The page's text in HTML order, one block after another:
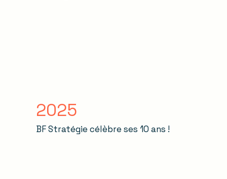
2025
BF Stratégie célèbre ses 10 ans !